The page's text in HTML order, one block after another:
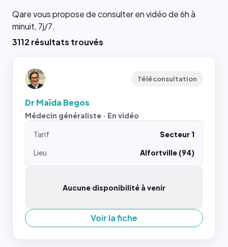
Qare vous propose de consulter en vidéo de 6h à
minuit, 7j/7.
3112 résultats trouvés
Téléconsultation
Dr Maïda Begos
Médecin généraliste · En vidéo
Tarif
Secteur 1
Lieu
Alfortville (94)
Aucune disponibilité à venir
Voir la fiche